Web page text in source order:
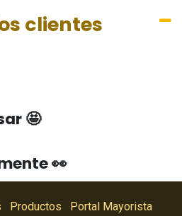
clientes
🤩
👀
Productos
Portal Mayorista